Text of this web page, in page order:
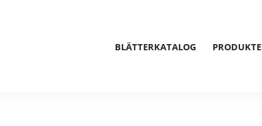
BLÄTTERKATALOG PRODUKTE